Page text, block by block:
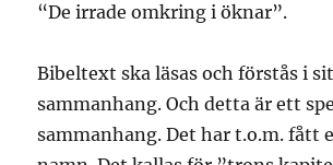
“De irrade omkring i öknar”.
Bibeltext ska läsas och förstås i
sammanhang. Och detta är ett
sammanhang. Det har t.o.m. fått